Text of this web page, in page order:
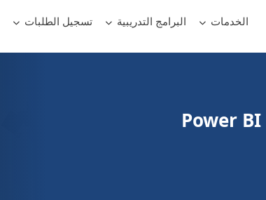
الخدمات البرامج التدريبية تسجيل الطلبات